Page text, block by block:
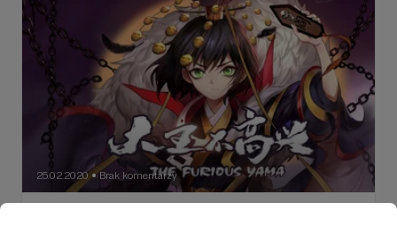
25.02.2020 ● Brak komentarzy